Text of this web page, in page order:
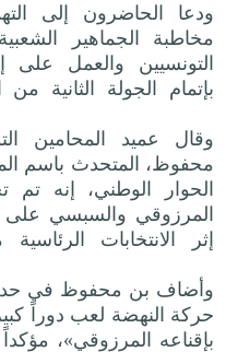
ودعا الحاضرون إلى
مخاطبة الجماهير
التونسيين والعمل على
بإتمام الجولة الثانية
وقال عميد المحامين
محفوظ، المتحدث باسم
الحوار الوطني، إنه تم
المرزوقي والسبسي على
إثر الانتخابات
وأضاف بن محفوظ في
حركة النهضة لعب دوراً
بإقناعه المرزوقي»،